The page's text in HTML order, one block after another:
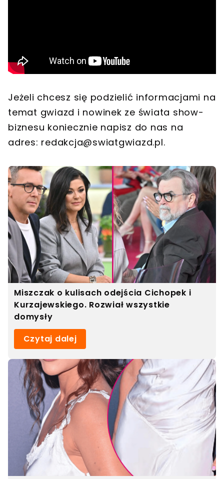
Jeżeli chcesz się podzielić informacjami na
temat gwiazd i nowinek ze świata show-
biznesu koniecznie napisz do nas na
adres: redakcja@swiatgwiazd.pl.
Miszczak o kulisach odejścia Cichopek i
Kurzajewskiego. Rozwiał wszystkie
domysły
Czytaj dalej